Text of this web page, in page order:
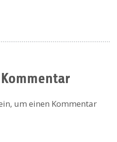
um einen Kommentar